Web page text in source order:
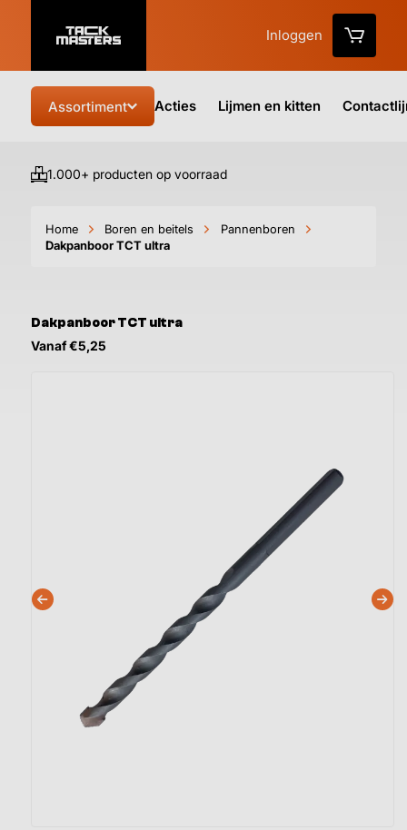
Inloggen
Assortiment Acties Lijmen en kitten
1.000+ producten op voorraad
Home Boren en beitels
Pannenboren
Dakpanboor TCT ultra
Dakpanboor TCT ultra
Vanaf €5,25